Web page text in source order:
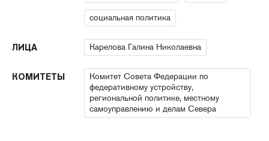
социальная политика
ЛИЦА Карелова Галина Николаевна
КОМИТЕТЫ
Комитет Совета Федерации по
федеративному устройству,
региональной политике, местному
самоуправлению и делам Севера